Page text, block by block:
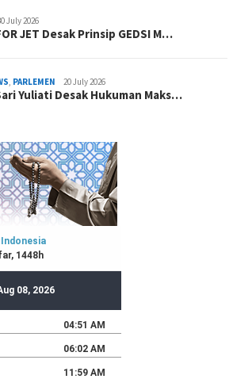
July 2026
JET Desak Prinsip GEDSI M…
, PARLEMEN 20 July 2026
Yuliati Desak Hukuman Maks…